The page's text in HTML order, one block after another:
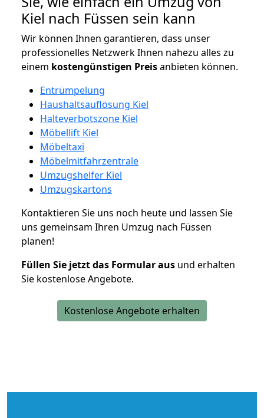
Kiel nach Füssen sein kann
Wir können Ihnen garantieren, dass unser
professionelles Netzwerk Ihnen nahezu alles zu
einem kostengünstigen Preisanbieten können.
Entrümpelung
Haushaltsauflösung Kiel
Halteverbotszone Kiel
Möbellift Kiel
Möbeltaxi
Möbelmitfahrzentrale
Umzugshelfer Kiel
Umzugskartons
Kontaktieren Sie uns noch heute und lassen Sie
uns gemeinsam Ihren Umzug nach Füssen
planen!
Füllen Sie jetzt das Formular aus und erhalten
Sie kostenlose Angebote.
Kostenlose Angebote erhalten